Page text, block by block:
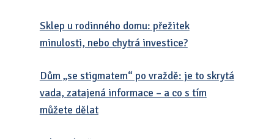
Sklep u rodinného domu: přežitek
minulosti, nebo chytrá investice?
Dům „se stigmatem“ po vraždě: je to skrytá
vada, zatajená informace – a co s tím
můžete dělat